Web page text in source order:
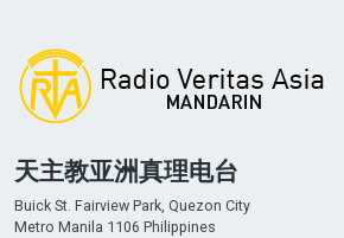
天主教亚洲真理电台
Buick St. Fairview Park, Quezon City
Metro Manila 1106 Philippines